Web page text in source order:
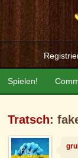
Spielen!
Tratsch: